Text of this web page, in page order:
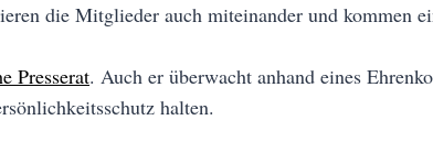
die Mitglieder auch miteinander und kommen
Presserat. Auch er überwacht anhand eines
halten.